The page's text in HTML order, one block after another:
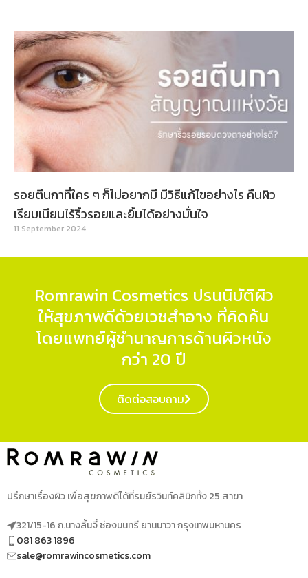
รอยตีนกาที่ใคร ๆ ก็ไม่อยากมี มีวิธีแก้ไขอย่างไร คืนผิว
เรียบเนียนไร้ริ้วรอยและยิ้มได้อย่างมั่นใจ
11 September 2024
Romrawin Cosmetics ปรนนิบัติผิว
ให้สุขภาพดีด้วยเวชสำอาง ที่คิดค้น
โดยแพทย์ผู้ชำนาญการด้านผิวหนัง
กว่า 20 ปี
ติดต่อสอบถาม
ปรึกษาเรื่องผิว เพื่อสุขภาพดีได้ที่รมย์รวินท์คลินิกทั้ง 25 สาขา
321/15-16 ถ.นางลิ้นจี่ ช่องนนทรี ยานนาวา กรุงเทพมหานคร
081 863 1896
sale@romrawincosmetics.com